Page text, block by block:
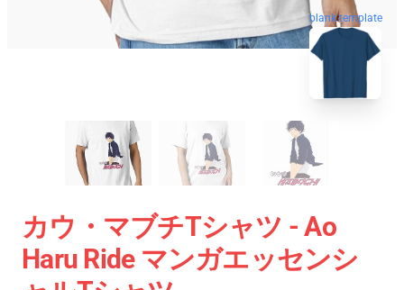
blank template
カウ・マブチTシャツ - Ao
Haru Ride マンガエッセンシ